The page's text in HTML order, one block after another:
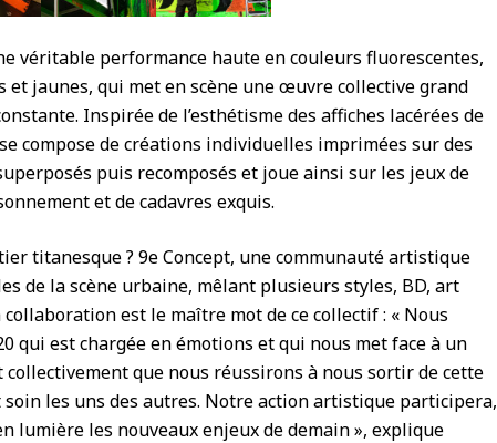
véritable performance haute en couleurs fluorescentes,
et jaunes, qui met en scène une œuvre collective grand
Inspirée de l’esthétisme des affiches lacérées de
compose de créations individuelles imprimées sur des
puis recomposés et joue ainsi sur les jeux de
et de cadavres exquis.
titanesque ? 9e Concept, une communauté artistique
de la scène urbaine, mêlant plusieurs styles, BD, art
est le maître mot de ce collectif : « Nous
qui est chargée en émotions et qui nous met face à un
collectivement que nous réussirons à nous sortir de cette
les uns des autres. Notre action artistique participera,
lumière les nouveaux enjeux de demain », explique